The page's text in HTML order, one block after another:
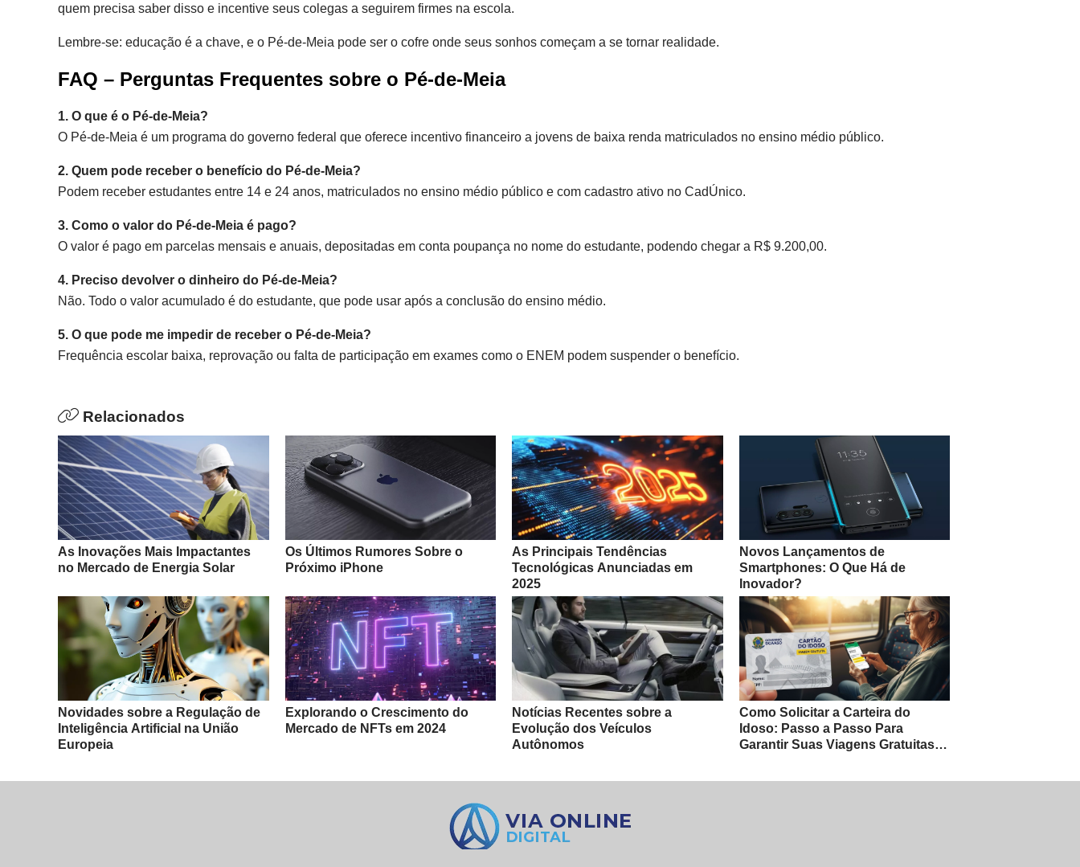
quem precisa saber disso e incentive seus colegas a seguirem firmes na escola.
Lembre-se: educação é a chave, e o Pé-de-Meia pode ser o cofre onde seus sonhos começam a se tornar realidade.
FAQ – Perguntas Frequentes sobre o Pé-de-Meia
1. O que é o Pé-de-Meia?
O Pé-de-Meia é um programa do governo federal que oferece incentivo financeiro a jovens de baixa renda matriculados no ensino médio público.
2. Quem pode receber o benefício do Pé-de-Meia?
Podem receber estudantes entre 14 e 24 anos, matriculados no ensino médio público e com cadastro ativo no CadÚnico.
3. Como o valor do Pé-de-Meia é pago?
O valor é pago em parcelas mensais e anuais, depositadas em conta poupança no nome do estudante, podendo chegar a R$ 9.200,00.
4. Preciso devolver o dinheiro do Pé-de-Meia?
Não. Todo o valor acumulado é do estudante, que pode usar após a conclusão do ensino médio.
5. O que pode me impedir de receber o Pé-de-Meia?
Frequência escolar baixa, reprovação ou falta de participação em exames como o ENEM podem suspender o benefício.
Relacionados
As Inovações Mais Impactantes
no Mercado de Energia Solar
Os Últimos Rumores Sobre o
Próximo iPhone
As Principais Tendências
Tecnológicas Anunciadas em
2025
Novos Lançamentos de
Smartphones: O Que Há de
Inovador?
Novidades sobre a Regulação de
Inteligência Artificial na União
Europeia
Explorando o Crescimento do
Mercado de NFTs em 2024
Notícias Recentes sobre a
Evolução dos Veículos
Autônomos
Como Solicitar a Carteira do
Idoso: Passo a Passo Para
Garantir Suas Viagens Gratuitas e